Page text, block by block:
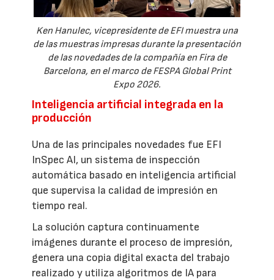
Ken Hanulec, vicepresidente de EFI muestra una
de las muestras impresas durante la presentación
de las novedades de la compañía en Fira de
Barcelona, en el marco de FESPA Global Print
Expo 2026.
Inteligencia artificial integrada en la
producción
Una de las principales novedades fue EFI
InSpec AI, un sistema de inspección
automática basado en inteligencia artificial
que supervisa la calidad de impresión en
tiempo real.
La solución captura continuamente
imágenes durante el proceso de impresión,
genera una copia digital exacta del trabajo
realizado y utiliza algoritmos de IA para